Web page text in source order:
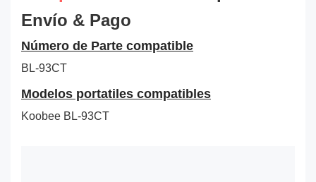
Envío & Pago
Número de Parte compatible
BL-93CT
Modelos portatiles compatibles
Koobee BL-93CT